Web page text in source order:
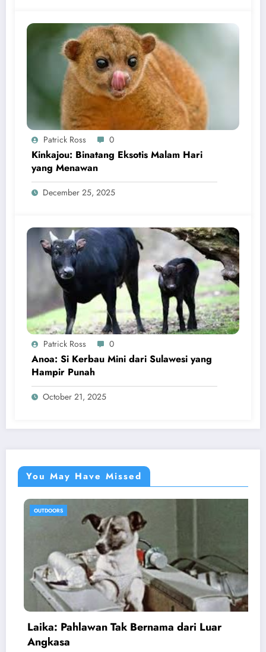
Patrick Ross 0
Kinkajou: Binatang Eksotis Malam Hari
yang Menawan
December 25, 2025
Patrick Ross 0
Anoa: Si Kerbau Mini dari Sulawesi yang
Hampir Punah
October 21, 2025
You May Have Missed
OUTDOORS